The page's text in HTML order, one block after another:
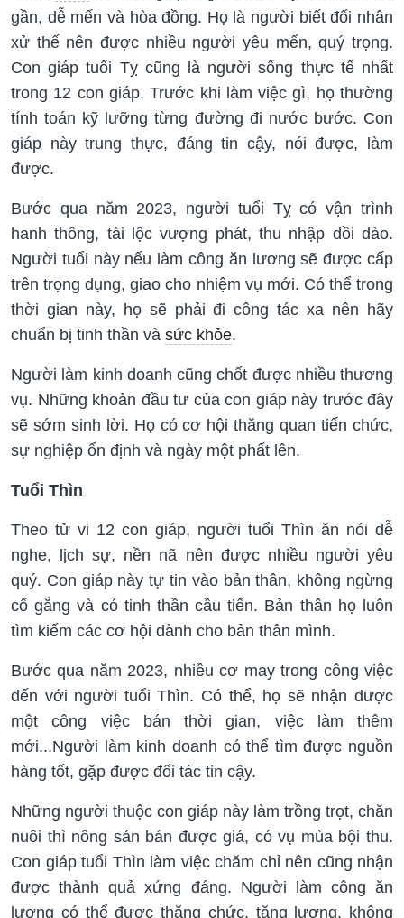
gần, dễ mến và hòa đồng. Họ là người biết đối nhân
xử thế nên được nhiều người yêu mến, quý trọng.
Con giáp tuổi Tỵ cũng là người sống thực tế nhất
trong 12 con giáp. Trước khi làm việc gì, họ thường
tính toán kỹ lưỡng từng đường đi nước bước. Con
giáp này trung thực, đáng tin cậy, nói được, làm
được.
Bước qua năm 2023, người tuổi Tỵ có vận trình
hanh thông, tài lộc vượng phát, thu nhập dồi dào.
Người tuổi này nếu làm công ăn lương sẽ được cấp
trên trọng dụng, giao cho nhiệm vụ mới. Có thể trong
thời gian này, họ sẽ phải đi công tác xa nên hãy
chuẩn bị tinh thần và sức khỏe.
Người làm kinh doanh cũng chốt được nhiều thương
vụ. Những khoản đầu tư của con giáp này trước đây
sẽ sớm sinh lời. Họ có cơ hội thăng quan tiến chức,
sự nghiệp ổn định và ngày một phất lên.
Tuổi Thìn
Theo tử vi 12 con giáp, người tuổi Thìn ăn nói dễ
nghe, lịch sự, nền nã nên được nhiều người yêu
quý. Con giáp này tự tin vào bản thân, không ngừng
cố gắng và có tinh thần cầu tiến. Bản thân họ luôn
tìm kiếm các cơ hội dành cho bản thân mình.
Bước qua năm 2023, nhiều cơ may trong công việc
đến với người tuổi Thìn. Có thể, họ sẽ nhận được
một công việc bán thời gian, việc làm thêm
mới...Người làm kinh doanh có thể tìm được nguồn
hàng tốt, gặp được đối tác tin cậy.
Những người thuộc con giáp này làm trồng trọt, chăn
nuôi thì nông sản bán được giá, có vụ mùa bội thu.
Con giáp tuổi Thìn làm việc chăm chỉ nên cũng nhận
được thành quả xứng đáng. Người làm công ăn
lương có thể được thăng chức, tăng lương, không